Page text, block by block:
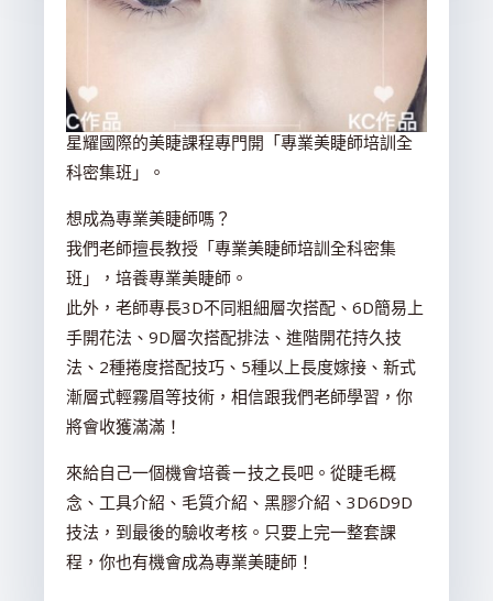
星耀國際的美睫課程專門開「專業美睫師培訓全
科密集班」。
想成為專業美睫師嗎？
我們老師擅長教授「專業美睫師培訓全科密集
班」，培養專業美睫師。
此外，老師專長3D不同粗細層次搭配、6D簡易上
手開花法、9D層次搭配排法、進階開花持久技
法、2種捲度搭配技巧、5種以上長度嫁接、新式
漸層式輕霧眉等技術，相信跟我們老師學習，你
將會收獲滿滿！
來給自己一個機會培養ㄧ技之長吧。從睫毛概
念、工具介紹、毛質介紹、黑膠介紹、3D6D9D
技法，到最後的驗收考核。只要上完一整套課
程，你也有機會成為專業美睫師！